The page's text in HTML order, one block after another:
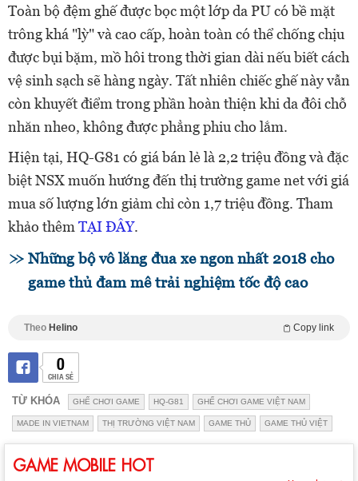
Toàn bộ đệm ghế được bọc một lớp da PU có bề mặt
trông khá "lỳ" và cao cấp, hoàn toàn có thể chống chịu
được bụi bặm, mồ hôi trong thời gian dài nếu biết cách
vệ sinh sạch sẽ hàng ngày. Tất nhiên chiếc ghế này vẫn
còn khuyết điểm trong phần hoàn thiện khi da đôi chỗ
nhăn nheo, không được phẳng phiu cho lắm.
Hiện tại, HQ-G81 có giá bán lẻ là 2,2 triệu đồng và đặc
biệt NSX muốn hướng đến thị trường game net với giá
mua số lượng lớn giảm chỉ còn 1,7 triệu đồng. Tham
khảo thêmTẠI ĐÂY.
Những bộ vô lăng đua xe ngon nhất 2018 cho
game thủ đam mê trải nghiệm tốc độ cao
Theo Helino Copy link
0
CHIA SẺ
TỪ KHÓA GHẾ CHƠI GAME HQ-G81 GHẾ CHƠI GAME VIỆT NAM
MADE IN VIETNAM THỊ TRƯỜNG VIỆT NAM GAME THỦ GAME THỦ VIỆT
GAME MOBILE HOT